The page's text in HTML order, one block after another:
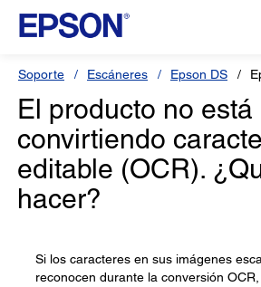
Soporte Escáneres Epson DS
El producto no está
convirtiendo
editable (OCR).
hacer?
Si los caracteres en sus imágenes
reconocen durante la conversión